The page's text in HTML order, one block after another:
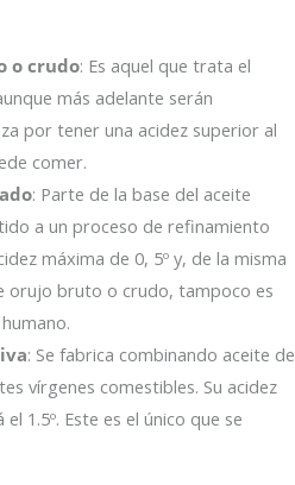
o crudo: Es aquel que trata el
más adelante serán
por tener una acidez superior al
comer.
: Parte de la base del aceite
a un proceso de refinamiento
máxima de 0, 5º y, de la misma
orujo bruto o crudo, tampoco es
: Se fabrica combinando aceite de
vírgenes comestibles. Su acidez
1.5º. Este es el único que se